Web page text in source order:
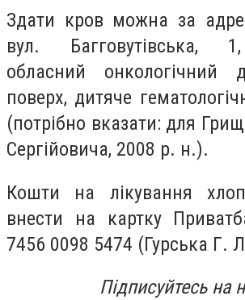
Здати кров можна за
вул. Багговутівська,
обласний онкологічний
поверх, дитяче
(потрібно вказати: для
Сергійовича, 2008 р. н.).
Кошти на лікування
внести на картку
7456 0098 5474 (Гурська Г.
Підписуйтесь на